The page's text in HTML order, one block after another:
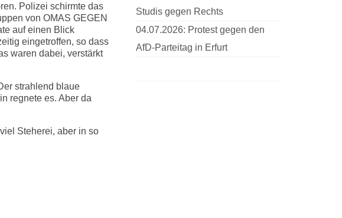
Polizei schirmte das
von OMAS GEGEN
auf einen Blick
eingetroffen, so dass
waren dabei, verstärkt
strahlend blaue
regnete es. Aber da
Steherei, aber in so
Studis gegen Rechts
04.07.2026: Protest gegen den
AfD-Parteitag in Erfurt